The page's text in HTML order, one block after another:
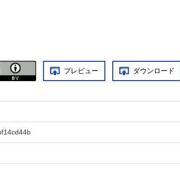
プレビュー ダウンロード